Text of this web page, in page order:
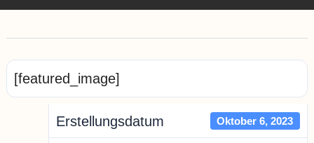
[featured_image]
Erstellungsdatum Oktober 6, 2023